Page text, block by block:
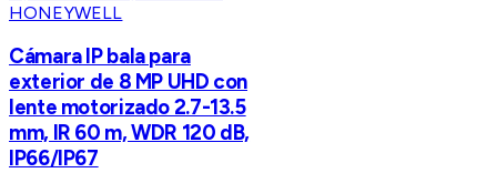
HONEYWELL
Cámara IP bala para
exterior de 8 MP UHD con
lente motorizado 2.7-13.5
mm, IR 60 m, WDR 120 dB,
IP66/IP67